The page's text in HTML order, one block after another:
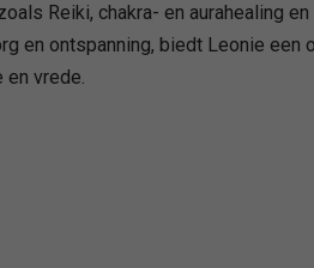
Reiki, chakra- en aurahealing
en ontspanning, biedt Leonie een
en vrede.